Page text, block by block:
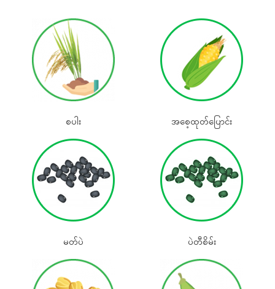
စပါး အစေ့ထုတ်‌ပြောင်း
မတ်ပဲ ပဲတီစိမ်း